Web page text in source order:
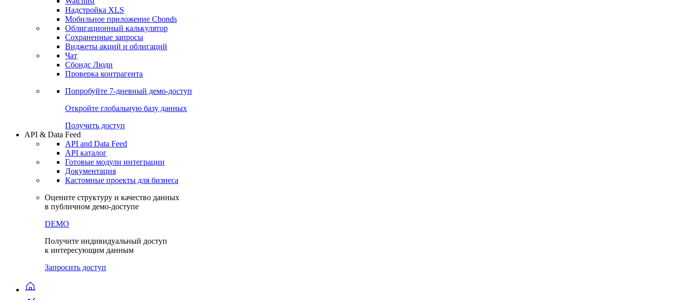
Получить доступ
Инструментарий
Портфель
Watchlist
Надстройка XLS
Мобильное приложение Cbonds
Облигационный калькулятор
Сохраненные запросы
Виджеты акций и облигаций
Чат
Сбондс Люди
Проверка контрагента
Попробуйте7-дневный
Откройте глобальную базу данных
Получить доступ
API & Data Feed
API and Data Feed
API каталог
Документация
Кастомные проекты для бизнеса
Оцените структуру и качество данных
в публичном демо-доступе
DEMO
Получите индивидуальный доступ